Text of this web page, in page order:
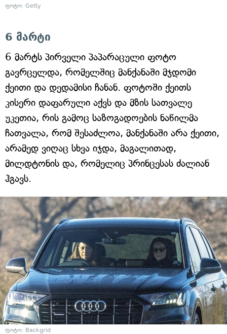
ფოტო: Getty
6 მარტი
6 მარტს პირველი პაპარაცული ფოტო
გავრცელდა, რომელშიც მანქანაში მჯდომი
ქეითი და დედამისი ჩანან. ფოტოში ქეითს
კისერი დაფარული აქვს და მზის სათვალე
უკეთია, რის გამოც საზოგადოების ნაწილმა
ჩათვალა, რომ შესაძლოა, მანქანაში არა ქეითი,
არამედ ვიღაც სხვა იჯდა, მაგალითად,
მილდტონის და, რომელიც პრინცესას ძალიან
ჰგავს.
ფოტო: Backgrid